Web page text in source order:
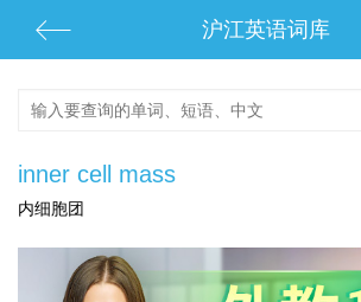
沪江英语词库
inner cell mass
内细胞团